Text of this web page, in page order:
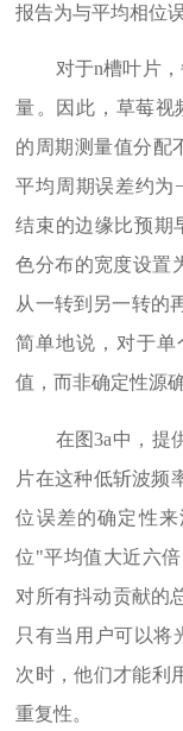
报告为与平均相位误
对于n槽叶片
量。因此，
的周期测量值分配
平均周期误差约为
结束的边缘比预
色分布的宽度设
从一转到另一转的再
简单地说，对于
值，而非确定性源
在图3a中，
片在这种低斩波频
位误差的确定性来源
位"平均值大近六倍
对所有抖动贡献的总
只有当用户可以将
次时，他们才能
重复性。